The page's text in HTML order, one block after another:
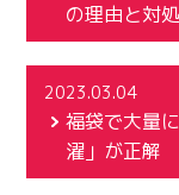
の理由と対
2023.03.04
福袋で大量
濯」が正解